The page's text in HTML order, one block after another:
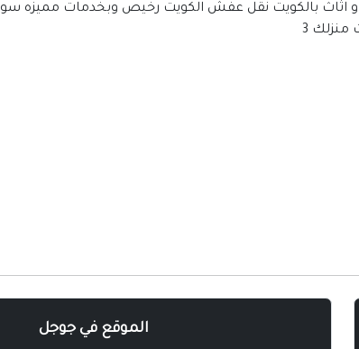
طبيه
بالكويت نقل عفش الكويت رخيص وبخدمات مميزه
3
الموقع في جوجل